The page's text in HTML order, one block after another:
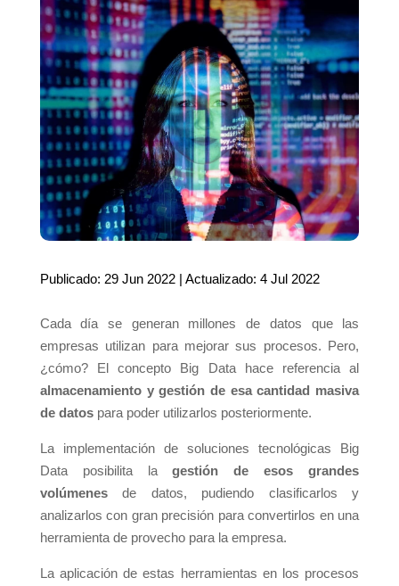
Publicado: 29 Jun 2022 | Actualizado: 4 Jul 2022
Cada día se generan millones de datos que las
empresas utilizan para mejorar sus procesos. Pero,
¿cómo? El concepto Big Data hace referencia al
almacenamiento y gestión de esa cantidad masiva
de datospara poder utilizarlos posteriormente.
La implementación de soluciones tecnológicas Big
Data posibilita lagestión de esos grandes
volúmenesde datos, pudiendo clasificarlos y
analizarlos con gran precisión para convertirlos en una
herramienta de provecho para la empresa.
La aplicación de estas herramientas en los procesos